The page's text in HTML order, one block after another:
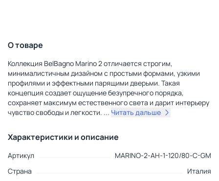
О товаре
Коллекция BelBagno Marino 2 отличается строгим,
минималистичным дизайном с простыми формами, узкими
профилями и эффектными парящими дверьми. Такая
концепция создает ощущение безупречного порядка,
сохраняет максимум естественного света и дарит интерьеру
чувство свободы и легкости. ... Читать дальше
Характеристики и описание
Артикул
MARINO-2-AH-1-120/80-C-GM
Страна
Италия